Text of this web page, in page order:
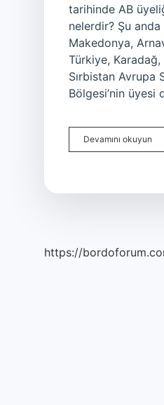
tarihinde AB
nelerdir? Şu
Makedonya,
Türkiye, Karadağ,
Sırbistan Avrupa
Bölgesi’nin
Devamını okuyun
https://